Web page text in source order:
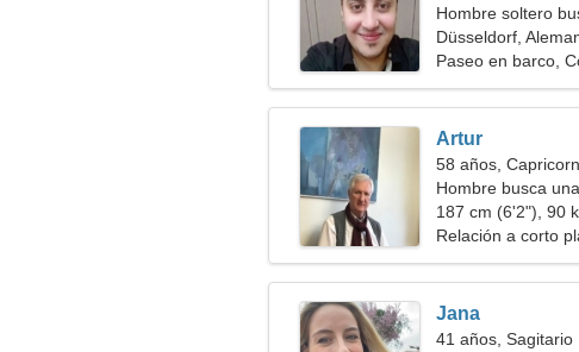
Hombre soltero
Düsseldorf,
Paseo en barco,
Artur
58 años,
Hombre busca
187 cm (6'2"), 90
Relación a corto
Jana
41 años, Sagitario